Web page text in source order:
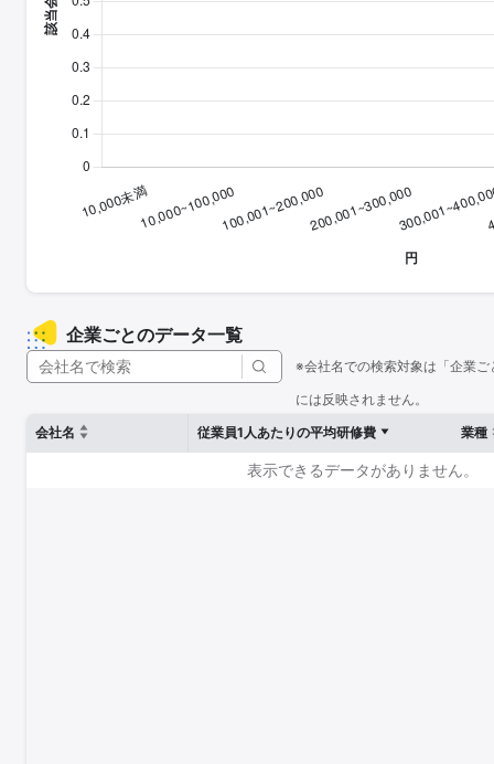
企業ごとのデータ一覧
※会社名での検索対象は「企業
には反映されません。
会社名
従業員1人あたりの平均研修費 業種
表示できるデータがありません。